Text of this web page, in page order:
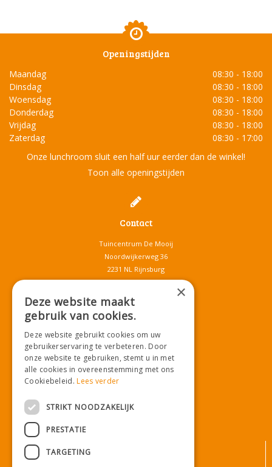
Openingstijden
Maandag
08:30 - 18:00
Dinsdag
08:30 - 18:00
Woensdag
08:30 - 18:00
Donderdag
08:30 - 18:00
Vrijdag
08:30 - 18:00
Zaterdag
08:30 - 17:00
Onze lunchroom sluit een half uur eerder dan de winkel!
Toon alle openingstijden
Contact
Tuincentrum De Mooij
Noordwijkerweg 36
2231 NL Rijnsburg
T.071-4080959
info@tuincentrumdemooij.nl
Download onze App!
×
Deze website maakt
gebruik van cookies.
Deze website gebruikt cookies om uw
gebruikerservaring te verbeteren. Door
onze website te gebruiken, stemt u in met
alle cookies in overeenstemming met ons
Cookiebeleid.Lees verder
STRIKT NOODZAKELIJK
PRESTATIE
TARGETING